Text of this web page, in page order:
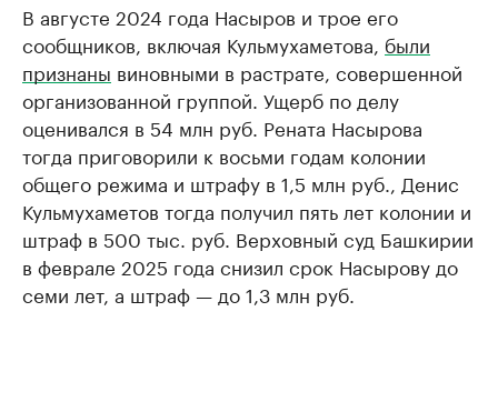
В августе 2024 года Насыров и трое его
сообщников, включая Кульмухаметова, были
признаны виновными в растрате, совершенной
организованной группой. Ущерб по делу
оценивался в 54 млн руб. Рената Насырова
тогда приговорили к восьми годам колонии
общего режима и штрафу в 1,5 млн руб., Денис
Кульмухаметов тогда получил пять лет колонии и
штраф в 500 тыс. руб. Верховный суд Башкирии
в феврале 2025 года снизил срок Насырову до
семи лет, а штраф — до 1,3 млн руб.